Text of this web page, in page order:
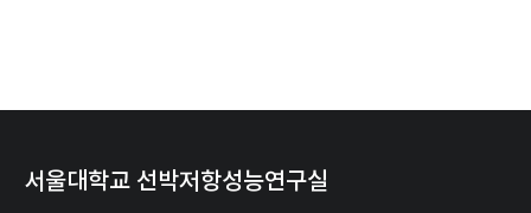
서울대학교 선박저항성능연구실